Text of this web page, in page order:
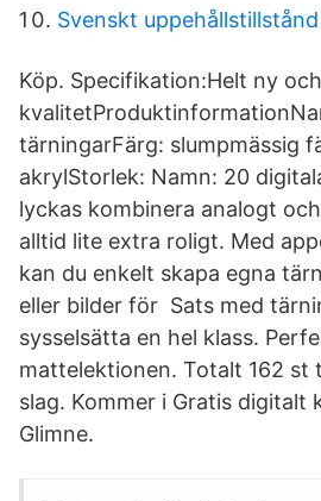
Svenskt
Köp. Specifikation:Helt ny
tärningarFärg: slumpmässig
akrylStorlek: Namn: 20
lyckas kombinera analogt
alltid lite extra roligt. Med
kan du enkelt skapa egna
eller bilder för Sats med
sysselsätta en hel klass.
mattelektionen. Totalt 162 st
slag. Kommer i Gratis digitalt
Glimne.